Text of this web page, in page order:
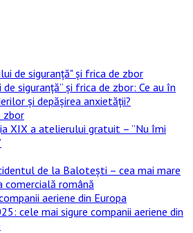
de siguranță” și frica de zbor: Ce au în
și depășirea anxietății?
XIX a atelierului gratuit – ”Nu îmi
de la Balotești – cea mai mare
comercială română
cele mai sigure companii aeriene din